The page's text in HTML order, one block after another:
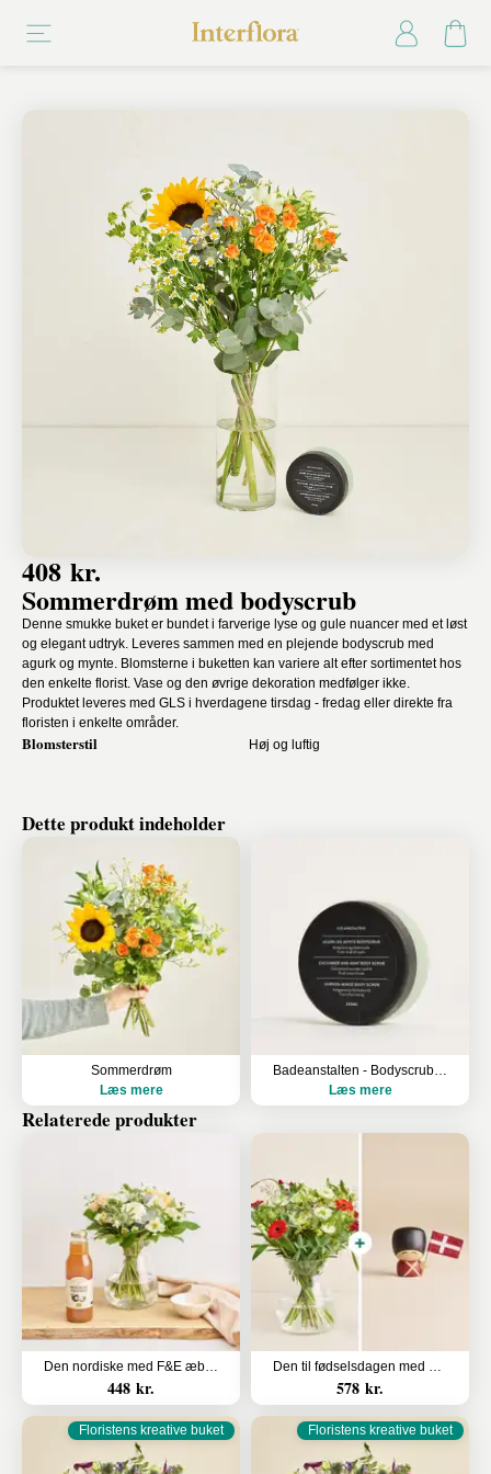
408 kr.
Sommerdrøm med bodyscrub
Denne smukke buket er bundet i farverige lyse og gule nuancer med et løst
og elegant udtryk. Leveres sammen med en plejende bodyscrub med
agurk og mynte. Blomsterne i buketten kan variere alt efter sortimentet hos
den enkelte florist. Vase og den øvrige dekoration medfølger ikke.
Produktet leveres med GLS i hverdagene tirsdag - fredag eller direkte fra
floristen i enkelte områder.
Blomsterstil Høj og luftig
Dette produkt indeholder
Sommerdrøm
Læs mere
Badeanstalten - Bodyscrub med agurk og mynte, 200ml
Læs mere
Relaterede produkter
Den nordiske med F&E æblemost
448 kr.
Den til fødselsdagen med Frederik
578 kr.
Floristens kreative buket Floristens kreative buket